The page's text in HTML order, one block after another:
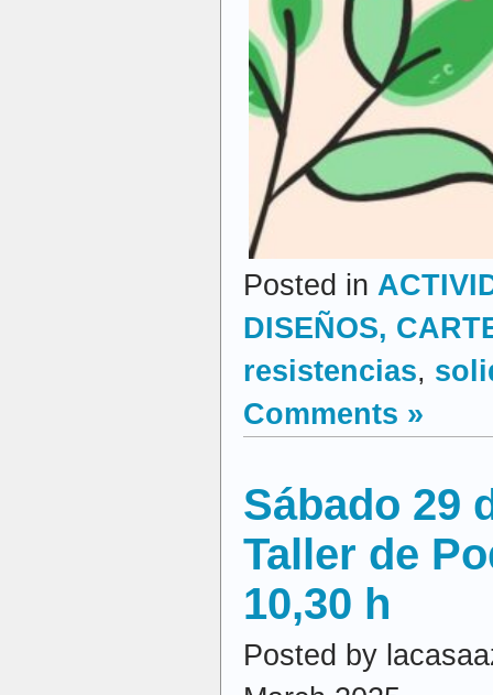
Posted in
DISEÑOS,
resistencias,
Comments »
Sábado 29
Taller de
10,30 h
Posted by